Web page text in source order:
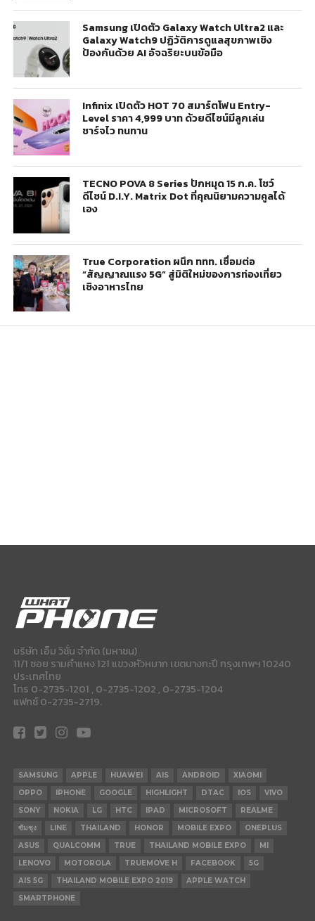
Samsung เปิดตัว Galaxy Watch Ultra2 และ
Galaxy Watch9 ปฏิวัติการดูแลสุขภาพเชิง
ป้องกันด้วย AI อัจฉริยะบนข้อมือ
Infinix เปิดตัว HOT 70 สมาร์ตโฟน Entry-
Level ราคา 4,999 บาท ด้วยดีไซน์มีลูกเล่น
ชาร์จไว ทนทาน
TECNO POVA 8 Series ปักหมุด 15 ก.ค. โชว์
ดีไซน์ D.I.Y. Matrix Dot ที่คุณนิยามความคูลได้
เอง
True Corporation ผนึก ททท. เชื่อมต่อ
“สัญญาณแรง 5G” สู่มิติใหม่ของการท่องเที่ยว
เชิงอาหารไทย
บริษัท เอ็ม วิชั่น จำกัด (มหาชน)
11/1 ซอย รามคำแหง 121 แขวงหัวหมาก เขตบางกะปี กรุงเทพฯ 10240
ประเทศไทย
โทร 0-2735-1201 , 0-2735-1202 , 0-2735-1204
แฟกซ์ 0-2735-2719.
SAMSUNG APPLE HUAWEI AIS ANDROID
XIAOMI
OPPO
IPHONE GOOGLE HIGHLIGHT DTAC IOS
VIVO
SONY
NOKIA LG HTC IPAD MICROSOFT
REALME
ซัมซุง
LINE THAILAND HONOR MOBILE EXPO
ONEPLUS
ASUS
QUALCOMM TRUE THAILAND MOBILE EXPO
MI
LENOVO
MOTOROLA TRUEMOVE H FACEBOOK
5G
AIS 5G
THAILAND MOBILE EXPO 2019
APPLE WATCH
SMARTPHONE